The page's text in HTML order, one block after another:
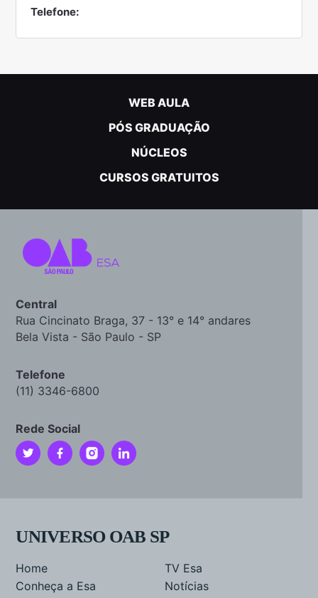
Telefone:
WEB AULA
PÓS GRADUAÇÃO
NÚCLEOS
CURSOS GRATUITOS
Central
Rua Cincinato Braga, 37 - 13° e 14° andares
Bela Vista - São Paulo - SP
Telefone
(11) 3346-6800
Rede Social
UNIVERSO OAB SP
Home
Conheça a Esa
TV Esa
Notícias